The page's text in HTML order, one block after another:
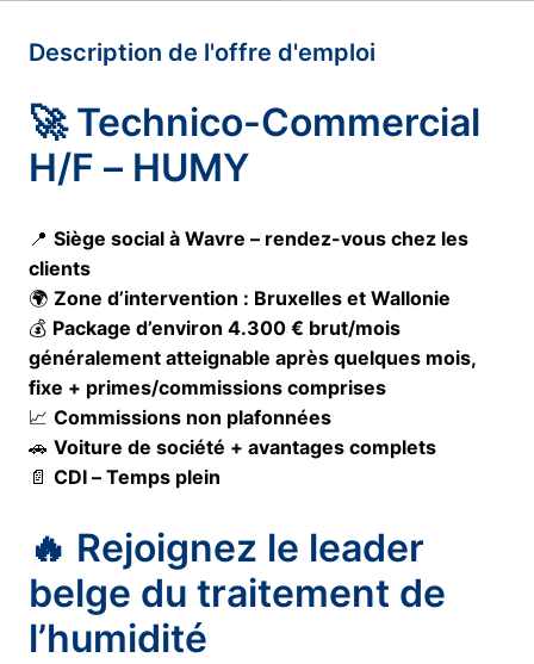
Description de l'offre d'emploi
🚀 Technico-Commercial
H/F – HUMY
📍 Siège social à Wavre – rendez-vous chez les
clients
🌍 Zone d’intervention : Bruxelles et Wallonie
💰 Package d’environ 4.300 € brut/mois
généralement atteignable après quelques mois,
fixe + primes/commissions comprises
📈 Commissions non plafonnées
🚗 Voiture de société + avantages complets
📄 CDI – Temps plein
🔥 Rejoignez le leader
belge du traitement de
l’humidité